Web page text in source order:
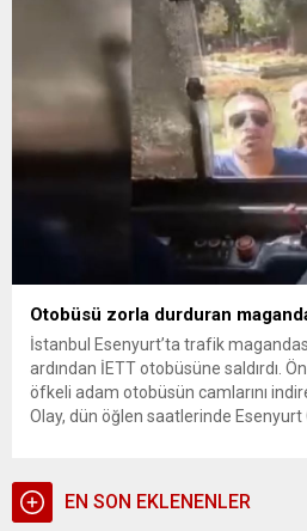
gelişmede, başsavcılık saldırıya
Otobüsü zorla durduran
İstanbul Esenyurt’ta trafik
ardından İETT otobüsüne saldırdı.
öfkeli adam otobüsün camlarını
Olay, dün öğlen saatlerinde
şoförü zorla İETT...
EN SON EKLENENLER